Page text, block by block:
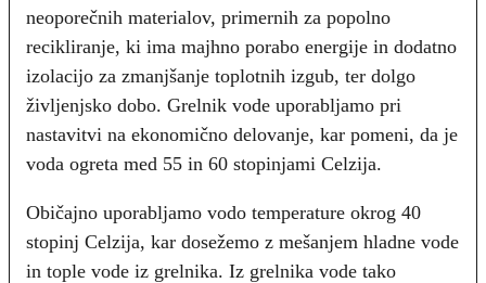
neoporečnih materialov, primernih za popolno
recikliranje, ki ima majhno porabo energije in dodatno
izolacijo za zmanjšanje toplotnih izgub, ter dolgo
življenjsko dobo. Grelnik vode uporabljamo pri
nastavitvi na ekonomično delovanje, kar pomeni, da je
voda ogreta med 55 in 60 stopinjami Celzija.
Običajno uporabljamo vodo temperature okrog 40
stopinj Celzija, kar dosežemo z mešanjem hladne vode
in tople vode iz grelnika. Iz grelnika vode tako